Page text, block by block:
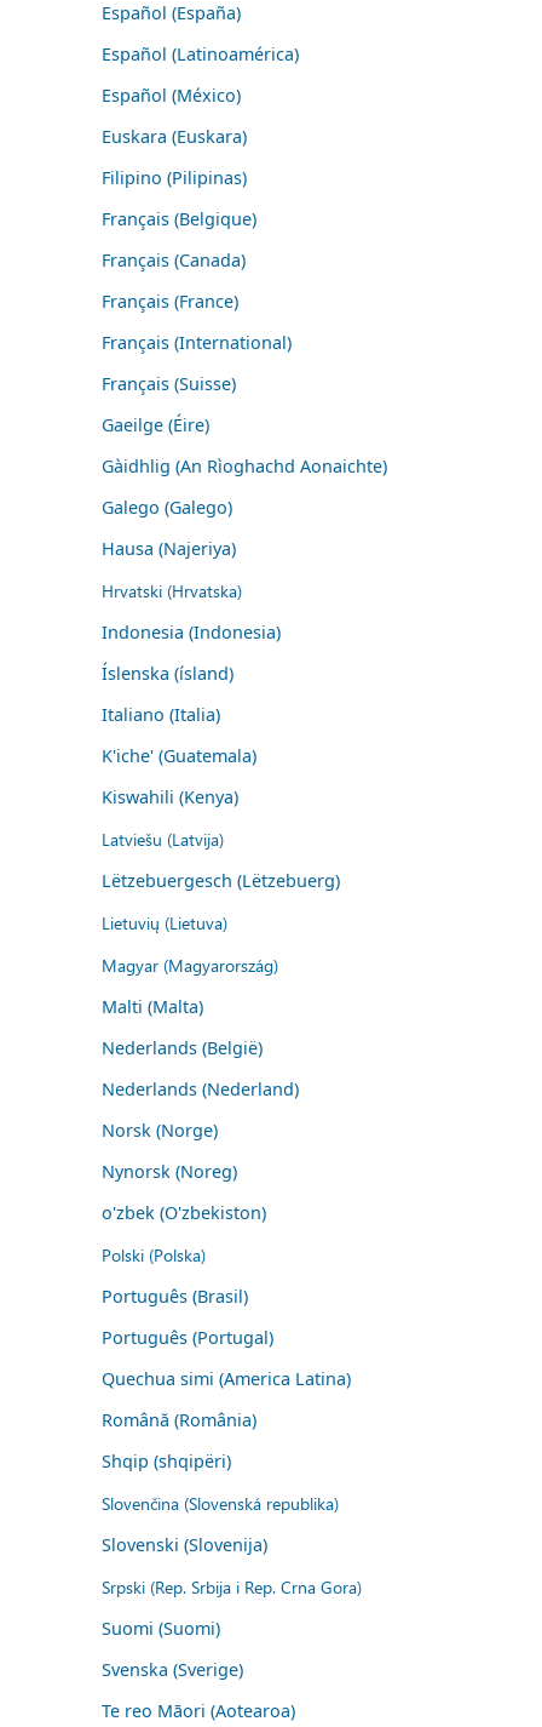
Español (España)
Español (Latinoamérica)
Español (México)
Euskara (Euskara)
Filipino (Pilipinas)
Français (Belgique)
Français (Canada)
Français (France)
Français (International)
Français (Suisse)
Gaeilge (Éire)
Gàidhlig (An Rìoghachd Aonaichte)
Galego (Galego)
Hausa (Najeriya)
Hrvatski (Hrvatska)
Indonesia (Indonesia)
Íslenska (ísland)
Italiano (Italia)
K'iche' (Guatemala)
Kiswahili (Kenya)
Latviešu (Latvija)
Lëtzebuergesch (Lëtzebuerg)
Lietuvių (Lietuva)
Magyar (Magyarország)
Malti (Malta)
Nederlands (België)
Nederlands (Nederland)
Norsk (Norge)
Nynorsk (Noreg)
o'zbek (O'zbekiston)
Polski (Polska)
Português (Brasil)
Português (Portugal)
Quechua simi (America Latina)
Română (România)
Shqip (shqipëri)
Slovenčina (Slovenská republika)
Slovenski (Slovenija)
Srpski (Rep. Srbija i Rep. Crna Gora)
Suomi (Suomi)
Svenska (Sverige)
Te reo Māori (Aotearoa)